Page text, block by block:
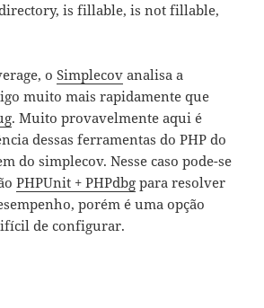
is fillable, is not fillable,
oSimplecov analisa a
muito mais rapidamente que
. Muito provavelmente aqui é
dessas ferramentas do PHP do
do simplecov. Nesse caso pode-se
PHPUnit + PHPdbg para resolver
porém é uma opção
de configurar.